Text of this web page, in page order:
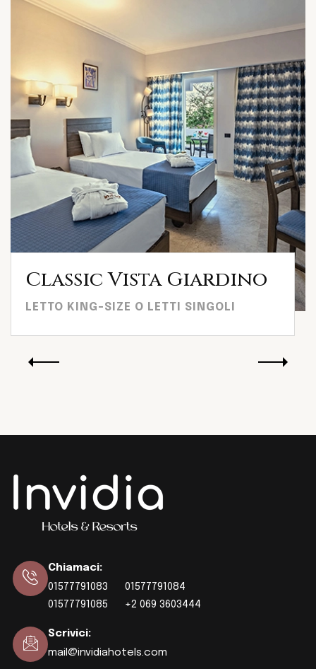
Classic Vista Giardino
LETTO KING-SIZE O LETTI SINGOLI
29 m²
Chiamaci:
01577791083
01577791084
01577791085
+2 069 3603444
Scrivici:
mail@invidiahotels.com